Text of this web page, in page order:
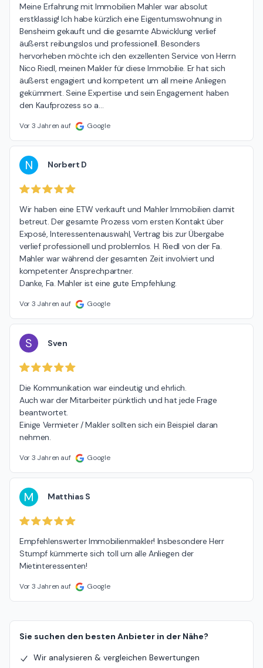
Meine Erfahrung mit Immobilien Mahler war absolut
erstklassig! Ich habe kürzlich eine Eigentumswohnung in
Bensheim gekauft und die gesamte Abwicklung verlief
äußerst reibungslos und professionell. Besonders
hervorheben möchte ich den exzellenten Service von Herrn
Nico Riedl, meinen Makler für diese Immobilie. Er hat sich
äußerst engagiert und kompetent um all meine Anliegen
gekümmert. Seine Expertise und sein Engagement haben
den Kaufprozess so a
Vor 3 Jahren auf Google
N Norbert D
Wir haben eine ETW verkauft und Mahler Immobilien damit
betreut. Der gesamte Prozess vom ersten Kontakt über
Exposé, Interessentenauswahl, Vertrag bis zur Übergabe
verlief professionell und problemlos. H. Riedl von der Fa.
Mahler war während der gesamten Zeit involviert und
kompetenter Ansprechpartner.
Danke, Fa. Mahler ist eine gute Empfehlung.
Vor 3 Jahren auf Google
S Sven
Die Kommunikation war eindeutig und ehrlich.
Auch war der Mitarbeiter pünktlich und hat jede Frage
beantwortet.
Einige Vermieter / Makler sollten sich ein Beispiel daran
nehmen.
Vor 3 Jahren auf Google
M Matthias S
Empfehlenswerter Immobilienmakler! Insbesondere Herr
Stumpf kümmerte sich toll um alle Anliegen der
Mietinteressenten!
Vor 3 Jahren auf Google
Sie suchen den besten Anbieter in der Nähe?
Wir analysieren & vergleichen Bewertungen